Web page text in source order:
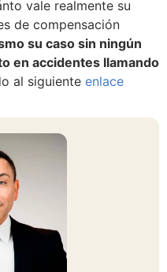
vale realmente su
de compensación
su caso sin ningún
en accidentes llamando
al siguiente enlace